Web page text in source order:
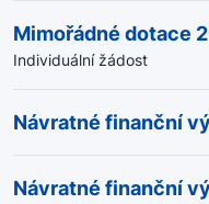
Mimořádné dotace
Individuální žádost
Návratné finanční
Návratné finanční